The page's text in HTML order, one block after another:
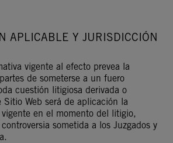
APLICABLE Y JURISDICCIÓN
vigente al efecto prevea la
de someterse a un fuero
cuestión litigiosa derivada o
Sitio Web será de aplicación la
en el momento del litigio,
sometida a los Juzgados y